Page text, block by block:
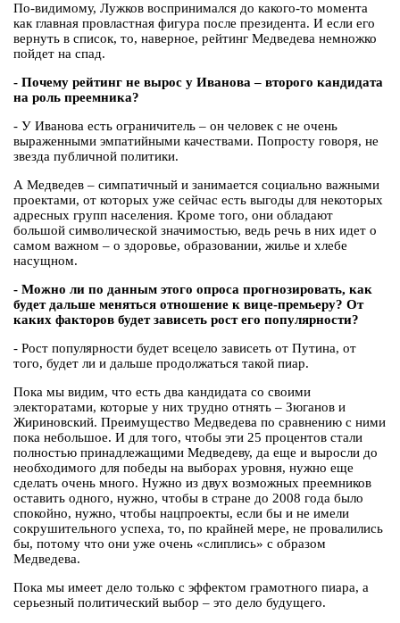
По-видимому, Лужков воспринимался до какого-то момента
как главная провластная фигура после президента. И если его
вернуть в список, то, наверное, рейтинг Медведева немножко
пойдет на спад.
- Почему рейтинг не вырос у Иванова – второго кандидата
на роль преемника?
- У Иванова есть ограничитель – он человек с не очень
выраженными эмпатийными качествами. Попросту говоря, не
звезда публичной политики.
А Медведев – симпатичный и занимается социально важными
проектами, от которых уже сейчас есть выгоды для некоторых
адресных групп населения. Кроме того, они обладают
большой символической значимостью, ведь речь в них идет о
самом важном – о здоровье, образовании, жилье и хлебе
насущном.
- Можно ли по данным этого опроса прогнозировать, как
будет дальше меняться отношение к вице-премьеру? От
каких факторов будет зависеть рост его популярности?
- Рост популярности будет всецело зависеть от Путина, от
того, будет ли и дальше продолжаться такой пиар.
Пока мы видим, что есть два кандидата со своими
электоратами, которые у них трудно отнять – Зюганов и
Жириновский. Преимущество Медведева по сравнению с ними
пока небольшое. И для того, чтобы эти 25 процентов стали
полностью принадлежащими Медведеву, да еще и выросли до
необходимого для победы на выборах уровня, нужно еще
сделать очень много. Нужно из двух возможных преемников
оставить одного, нужно, чтобы в стране до 2008 года было
спокойно, нужно, чтобы нацпроекты, если бы и не имели
сокрушительного успеха, то, по крайней мере, не провалились
бы, потому что они уже очень «слиплись» с образом
Медведева.
Пока мы имеет дело только с эффектом грамотного пиара, а
серьезный политический выбор – это дело будущего.